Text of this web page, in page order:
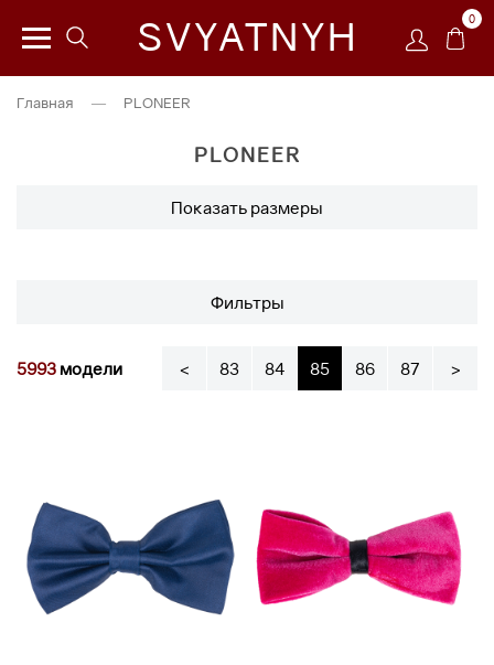
SVYATNYH 0
Главная — PLONEER
PLONEER
Показать размеры
Фильтры
5993модели < 83 84 85 86 87 >